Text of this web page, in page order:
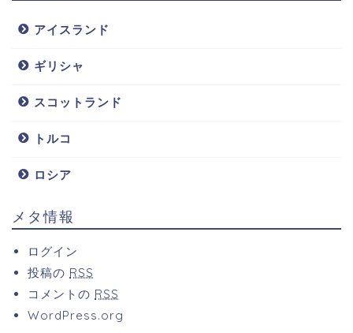
アイスランド
ギリシャ
スコットランド
トルコ
ロシア
メタ情報
ログイン
投稿の RSS
コメントの RSS
WordPress.org